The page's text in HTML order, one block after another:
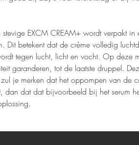
EXCM CREAM+ wordt verpakt in
Dit betekent dat de crème volledig
tegen lucht, licht en vocht. Op deze
garanderen, tot de laatste druppel.
je merken dat het oppompen van de
dan dat dat bijvoorbeeld bij het serum